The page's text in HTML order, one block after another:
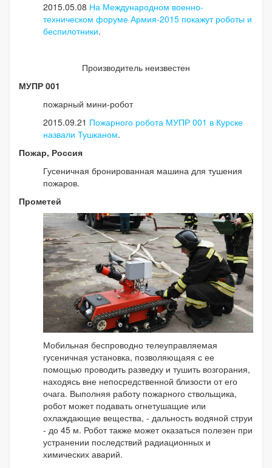
2015.05.08 На Международном военно-
техническом форуме Армия-2015 покажут роботы и
беспилотники.
Производитель неизвестен
МУПР 001
пожарный мини-робот
2015.09.21 Пожарного робота МУПР 001 в Курске
назвали Тушканом.
Пожар, Россия
Гусеничная бронированная машина для тушения
пожаров.
Прометей
Мобильная беспроводно телеуправляемая
гусеничная установка, позволяющаяя с ее
помощью проводить разведку и тушить возгорания,
находясь вне непосредственной близости от его
очага. Выполняя работу пожарного ствольщика,
робот может подавать огнетушащие или
охлаждающие вещества, - дальность водяной струи
- до 45 м. Робот также может оказаться полезен при
устранении последствий радиационных и
химических аварий.